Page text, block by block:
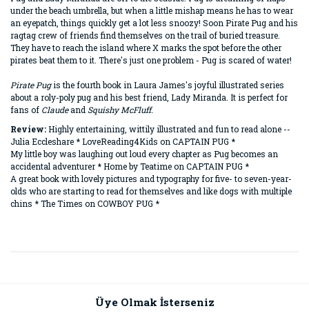
under the beach umbrella, but when a little mishap means he has to wear
an eyepatch, things quickly get a lot less snoozy! Soon Pirate Pug and his
ragtag crew of friends find themselves on the trail of buried treasure.
They have to reach the island where X marks the spot before the other
pirates beat them to it. There's just one problem - Pug is scared of water!
Pirate Pugis the fourth book in Laura James's joyful illustrated series
about a roly-poly pug and his best friend, Lady Miranda. It is perfect for
fans of Claudeand Squishy McFluff.
Review:Highly entertaining, wittily illustrated and fun to read alone --
Julia Eccleshare * LoveReading4Kids on CAPTAIN PUG *
My little boy was laughing out loud every chapter as Pug becomes an
accidental adventurer * Home by Teatime on CAPTAIN PUG *
A great book with lovely pictures and typography for five- to seven-year-
olds who are starting to read for themselves and like dogs with multiple
chins * The Times on COWBOY PUG *
Görüş ve önerileriniz için teşekkür ederiz.
Üye Olmak İsterseniz